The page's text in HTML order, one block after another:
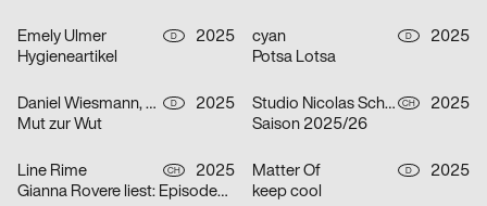
Emely Ulmer D
2025
Hygieneartikel
cyan D
2025
Potsa Lotsa
Daniel Wiesmann, Radziejewski Robert D
2025
Mut zur Wut
Studio Nicolas Schaltegger/DNA.work CH
2025
Saison 2025/26
Line Rime CH
2025
Gianna Rovere liest: Episoden von Alltagselefanten
Matter Of D
2025
keep cool